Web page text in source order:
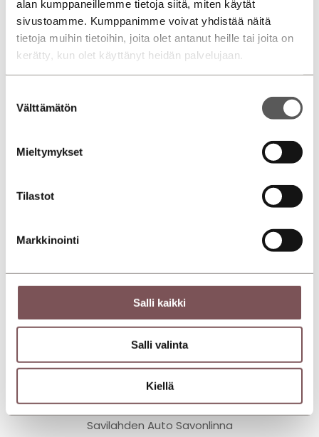
alan kumppaneillemme tietoja siitä, miten käytät
sivustoamme. Kumppanimme voivat yhdistää näitä
tietoja muihin tietoihin, joita olet antanut heille tai joita on
kerätty, kun olet käyttänyt heidän palvelujaan.
valinta
Välttämätön
Mieltymykset
Tilastot
Markkinointi
Salli kaikki
Salli valinta
Kiellä
Vaihtoauton autoturva
Tarvitsetko apua? Ota yhteyttä
Teemme aina sen, mitä lupaamme ja meiltä löytyy
aina aikaa sinulle. Katso toimipistekohtaisia
yhteystietoja.
Jyväskylä, Palanderinkatu
Savilahden Auto Savonlinna